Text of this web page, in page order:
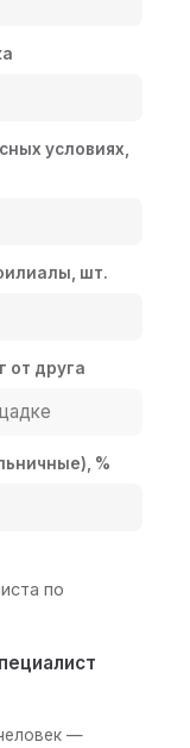
условиях,
шт.
от друга
%
по
—